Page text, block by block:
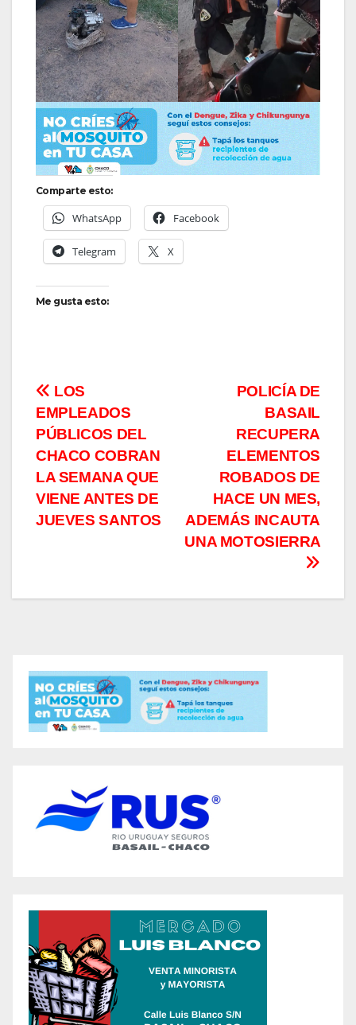
Comparte esto:
WhatsApp Facebook
Telegram X
Me gusta esto:
Navegación
de
entradas
POLICÍA DE
BASAIL
RECUPERA
ELEMENTOS
ROBADOS DE
HACE UN MES,
ADEMÁS INCAUTA
UNA MOTOSIERRA
LOS
EMPLEADOS
PÚBLICOS DEL
CHACO COBRAN
LA SEMANA QUE
VIENE ANTES DE
JUEVES SANTOS